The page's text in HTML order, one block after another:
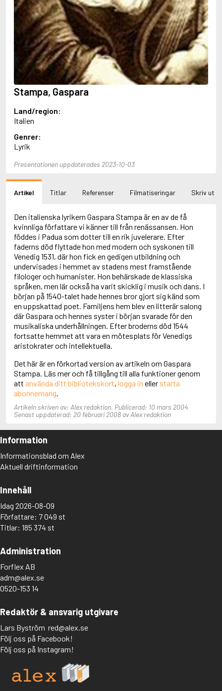
Aburas, Lone
Achebe, Chinua
Achmatova, Anna
Aciman, André
Ackebo, Lena
Acker, Kathy
Ackroyd, Peter
Adam de la Halle
Adamov, Arthur
Adams, Douglas
Adams, Jane
Adams, Richard
Adbåge, Emma
Adbåge, Lisen
Adelborg, Ottilia
Adichie, Chimamanda Ngozi
Adler-Olsen, Jussi
Adlerbeth, Gudmund Jöran
Adolfsson, Eva
Adolfsson, Evert
Adolfsson, Gunnar
Adolfsson, Josefine
Adolfsson, Maria
Adolphsen, Peter
Stampa, Gaspara
Land/region:
Italien
Genrer:
Lyrik
Presentationen uppdaterades 2023-10-03
Artikel Titlar Referenser Filmatiseringar Skriv ut
Den italienska lyrikern Gaspara Stampa är en av de få
kvinnliga författare vi känner till från renässansen. Hon
föddes i Padua som dotter till en rik juvelerare. Efter
faderns död flyttade hon med modern och syskonen till
Venedig 1531, där hon fick en gedigen utbildning och
undervisades i hemmet av stadens mest framstående
filologer och humanister. Hon behärskade de klassiska
språken, men lär också ha varit skicklig i musik och dans. I
början på 1540-talet hade hennes bror gjort sig känd som
en uppskattad poet. Familjens hem blev en litterär salong
där Gaspara och hennes syster i början svarade för den
musikaliska underhållningen. Efter broderns död 1544
fortsatte hemmet att vara en mötesplats för Venedigs
aristokrater och intellektuella.
Det här är en förkortad version av artikeln om Gaspara
Stampa. Läs mer och få tillgång till alla funktioner genom
att använda ditt bibliotekskort, logga in eller starta
abonnemang
Artikeln skriven av: Alex redaktion. Publicerad: 10 mars 2004
Senast uppdaterad: 20 februari 2008 av Alex redaktion
Information
Informationsblad om Alex
Aktuell driftinformation
Innehåll
Idag 2026-08-09
Författare: 7 049 st
Titlar: 185 374 st
Administration
Forflex AB
adm@alex.se
0520-153 14
Redaktör & ansvarig utgivare
Lars Byström red@alex.se
Följ oss på Facebook!
Följ oss på Instagram!